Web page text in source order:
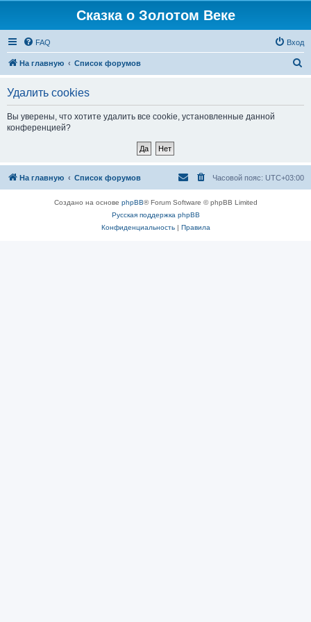
Сказка о Золотом Веке
FAQ Вход
На главную Список форумов
Удалить cookies
Вы уверены, что хотите удалить все cookie, установленные данной
конференцией?
На главную Список форумов Часовой пояс: UTC+03:00
Создано на основе phpBB® Forum Software © phpBB Limited
Русская поддержка phpBB
Конфиденциальность| Правила